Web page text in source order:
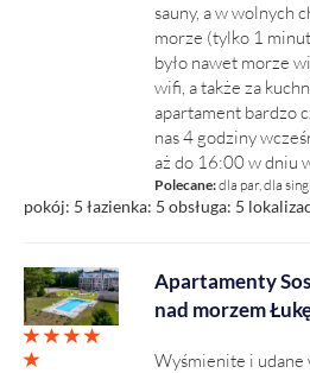
sauny, a w wolnych
morze (tylko 1
było nawet morze
wifi, a także za
apartament bardzo
nas 4 godziny
aż do 16:00 w dniu
Polecane:dla par, dla
pokój: 5 łazienka: 5 obsługa: 5
Apartamenty
nad morzem
Wyśmienite i udane